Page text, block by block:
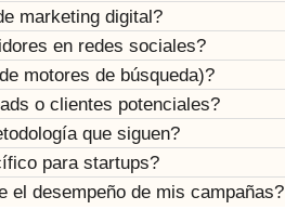
marketing digital?
en redes sociales?
motores de búsqueda)?
o clientes potenciales?
que siguen?
para startups?
el desempeño de mis campañas?